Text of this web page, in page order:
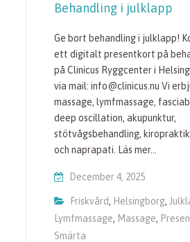
Behandling i julklapp
Ge bort behandling i julklapp!
ett digitalt presentkort på
på Clinicus Ryggcenter i
via mail: info@clinicus.nu Vi
massage, lymfmassage,
deep oscillation, akupunktur,
stötvågsbehandling,
och naprapati. Läs mer…
December 4, 2025
Friskvård, Helsingborg,
Lymfmassage, Massage,
Smärta